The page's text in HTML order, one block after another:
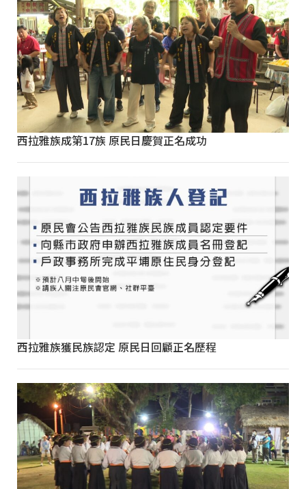
西拉雅族成第17族 原民日慶賀正名成功
西拉雅族獲民族認定 原民日回顧正名歷程